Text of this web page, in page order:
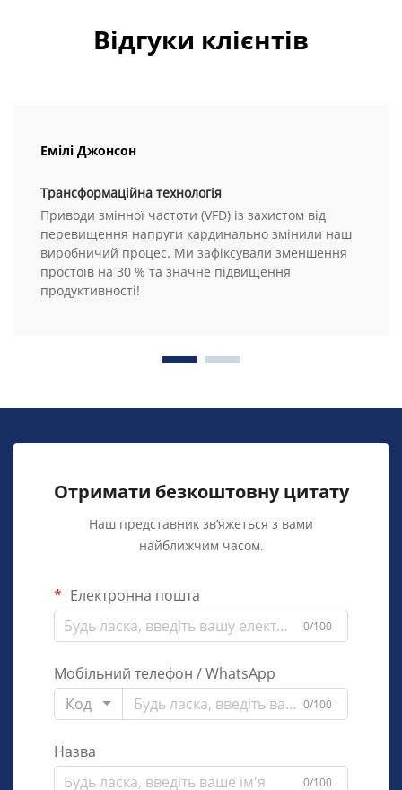
Відгуки клієнтів
Емілі Джонсон
Трансформаційна технологія
Приводи змінної частоти (VFD) із захистом від
перевищення напруги кардинально змінили наш
виробничий процес. Ми зафіксували зменшення
простоїв на 30 % та значне підвищення
продуктивності!
Отримати безкоштовну цитату
Наш представник зв’яжеться з вами
найближчим часом.
Електронна пошта
0/100
Мобільний телефон / WhatsApp
Код
0/100
Назва
0/100